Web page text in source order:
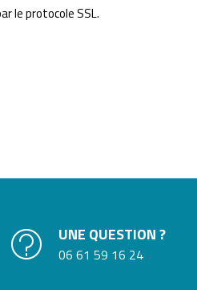
le protocole SSL.
UNE QUESTION ?
06 61 59 16 24